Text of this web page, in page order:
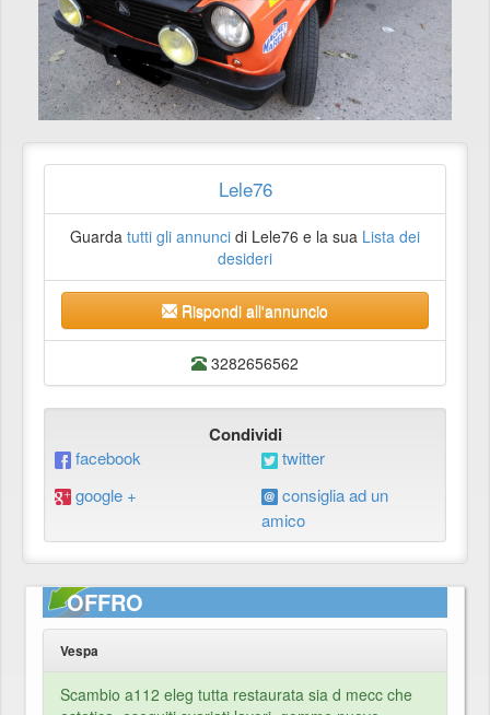
Lele76
Guarda tutti gli annunci di Lele76 e la sua Lista dei
desideri
Rispondi all'annuncio
3282656562
Condividi
facebook
twitter
google +
consiglia ad un
amico
OFFRO
Vespa
Scambio a112 eleg tutta restaurata sia d mecc che